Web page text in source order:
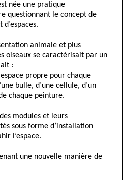
née une pratique
questionnant le concept de
animale et plus
oiseaux se caractérisait par un
:
propre pour chaque
bulle, d’une cellule, d’un
chaque peinture.
modules et leurs
sous forme d’installation
l’espace.
une nouvelle manière de